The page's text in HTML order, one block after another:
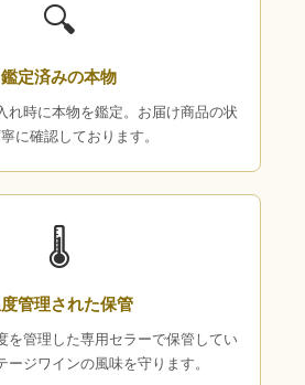
🔍
鑑定済みの本物
れ時に本物を鑑定。お届け商品の状
に確認しております。
🌡
管理された保管
を管理した専用セラーで保管してい
ージワインの風味を守ります。